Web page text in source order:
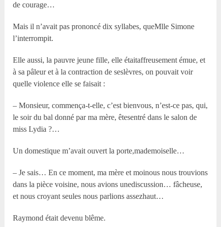
de courage…
Mais il n’avait pas prononcé dix syllabes, queMlle Simone
l’interrompit.
Elle aussi, la pauvre jeune fille, elle étaitaffreusement émue, et
à sa pâleur et à la contraction de seslèvres, on pouvait voir
quelle violence elle se faisait :
– Monsieur, commença-t-elle, c’est bienvous, n’est-ce pas, qui,
le soir du bal donné par ma mère, êtesentré dans le salon de
miss Lydia ?…
Un domestique m’avait ouvert la porte,mademoiselle…
– Je sais… En ce moment, ma mère et moinous nous trouvions
dans la pièce voisine, nous avions unediscussion… fâcheuse,
et nous croyant seules nous parlions assezhaut…
Raymond était devenu blême.